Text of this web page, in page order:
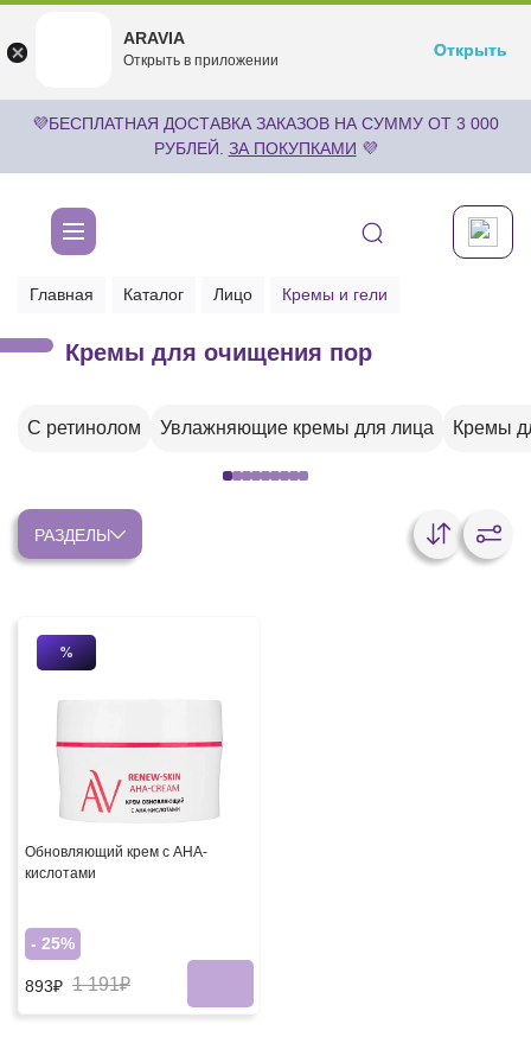
undefined
Бесплатноru.aravia.new
Открыть
💜БЕСПЛАТНАЯ ДОСТАВКА ЗАКАЗОВ НА СУММУ ОТ 3 000
РУБЛЕЙ. ЗА ПОКУПКАМИ 💜
Главная Каталог Лицо Кремы и гели
Кремы для очищения пор
С ретинолом Увлажняющие кремы для лица Кремы
РАЗДЕЛЫ
%
Обновляющий крем с АНА-
кислотами
- 25%
893₽ 1 191₽
ARAVIA
Открыть в приложении
Открыть